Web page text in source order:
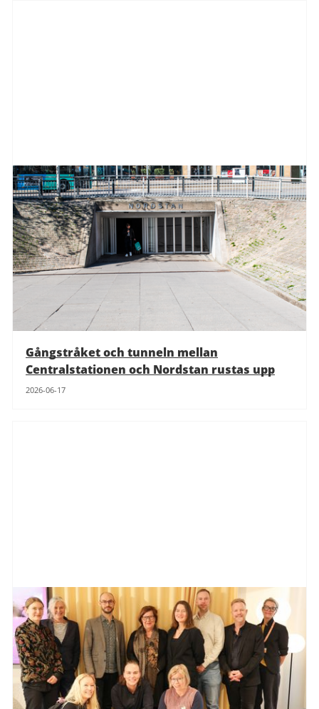
Gångstråket och tunneln mellan
Centralstationen och Nordstan rustas upp
2026-06-17